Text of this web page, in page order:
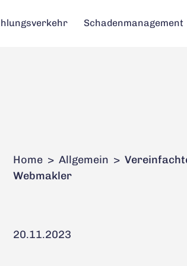
Schadenmanagement
Schadenmanagement
Home >Allgemein >
Webmakler
20.11.2023